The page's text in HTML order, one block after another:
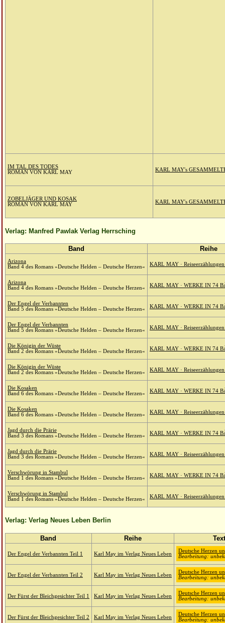
IM TAL DES TODES
ROMAN VON KARL MAY
KARL MAY's
ZOBELJÄGER UND KOSAK
ROMAN VON KARL MAY
KARL MAY's
Verlag: Manfred Pawlak Verlag Herrsching
Band Reihe
Arizona
Band 4 des Romans »Deutsche Helden – Deutsche Herzen«
KARL MAY ·
Arizona
Band 4 des Romans »Deutsche Helden – Deutsche Herzen«
KARL MAY · WERKE IN 74
Der Engel der Verbannten
Band 5 des Romans »Deutsche Helden – Deutsche Herzen«
KARL MAY · WERKE IN 74
Der Engel der Verbannten
Band 5 des Romans »Deutsche Helden – Deutsche Herzen«
KARL MAY ·
Die Königin der Wüste
Band 2 des Romans »Deutsche Helden – Deutsche Herzen«
KARL MAY · WERKE IN 74
Die Königin der Wüste
Band 2 des Romans »Deutsche Helden – Deutsche Herzen«
KARL MAY ·
Die Kosaken
Band 6 des Romans »Deutsche Helden – Deutsche Herzen«
KARL MAY · WERKE IN 74
Die Kosaken
Band 6 des Romans »Deutsche Helden – Deutsche Herzen«
KARL MAY ·
Jagd durch die Prärie
Band 3 des Romans »Deutsche Helden – Deutsche Herzen«
KARL MAY · WERKE IN 74
Jagd durch die Prärie
Band 3 des Romans »Deutsche Helden – Deutsche Herzen«
KARL MAY ·
Verschwörung in Stambul
Band 1 des Romans »Deutsche Helden – Deutsche Herzen«
KARL MAY · WERKE IN 74
Verschwörung in Stambul
Band 1 des Romans »Deutsche Helden – Deutsche Herzen«
KARL MAY ·
Verlag: Verlag Neues Leben Berlin
Band Reihe
Der Engel der Verbannten Teil 1 Karl May im Verlag Neues Leben
Deutsche Herzen
Bearbeitung:
Der Engel der Verbannten Teil 2 Karl May im Verlag Neues Leben
Deutsche Herzen
Bearbeitung:
Der Fürst der Bleichgesichter Teil 1 Karl May im Verlag Neues Leben
Deutsche Herzen
Bearbeitung:
Der Fürst der Bleichgesichter Teil 2 Karl May im Verlag Neues Leben
Deutsche Herzen
Bearbeitung: